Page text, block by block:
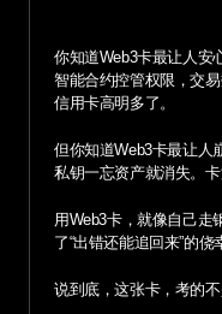
你知道Web3卡最让人安
智能合约控管权限，交
信用卡高明多了。
但你知道Web3卡最让人
私钥一忘资产就消失。
用Web3卡，就像自己走
了“出错还能追回来”的侥
说到底，这张卡，考的